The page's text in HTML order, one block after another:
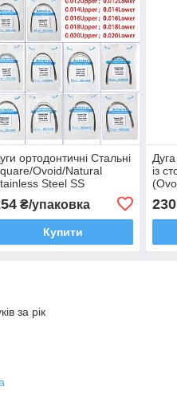
ортодонтичні Стальні
Ovoid/Natural
Steel SS
₴/упаковка
Купити
із
230
за рік